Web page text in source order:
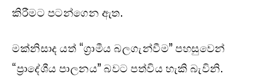
කිරීමට පටන්ගෙන ඇත.
මක්නිසාද යත් “ග්‍රාමීය බලගැන්වීම” පහසුවෙන්
“ප්‍රාදේශීය පාලනය” බවට පත්විය හැකි බැවිනි.